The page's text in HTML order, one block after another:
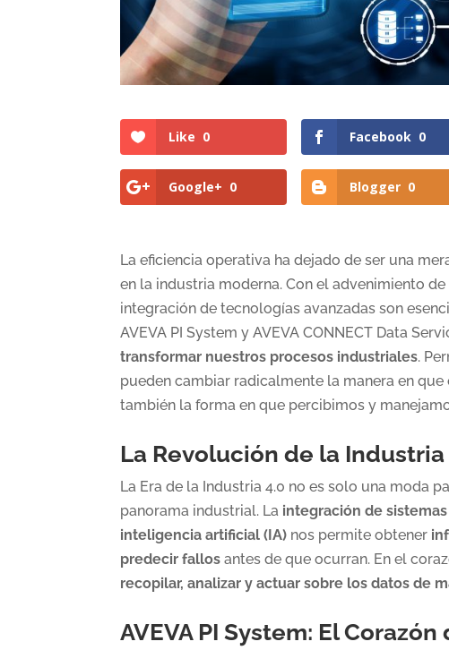
Like 0 Facebook 0
Google+ 0 Blogger 0
La eficiencia operativa ha dejado de ser una
en la industria moderna. Con el advenimiento
integración de tecnologías avanzadas son
AVEVA PI System y AVEVA CONNECT Data
transformar nuestros procesos industriales.
pueden cambiar radicalmente la manera en
también la forma en que percibimos y
La Revolución de la Industria
La Era de la Industria 4.0 no es solo una moda
panorama industrial. La integración de
inteligencia artificial (IA) nos permite obtener
predecir fallos antes de que ocurran. En el
recopilar, analizar y actuar sobre los datos de
AVEVA PI System: El